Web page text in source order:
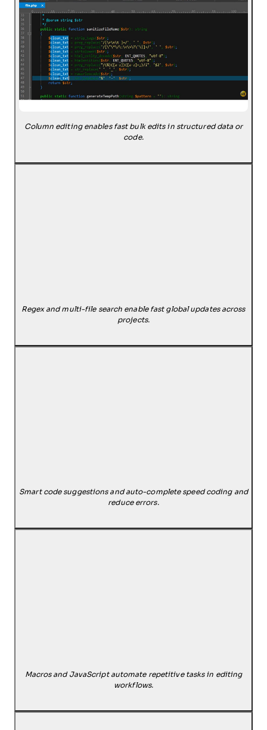
Column editing enables fast bulk edits in structured data or
code.
Regex and multi-file search enable fast global updates across
projects.
Smart code suggestions and auto-complete speed coding and
reduce errors.
Macros and JavaScript automate repetitive tasks in editing
workflows.